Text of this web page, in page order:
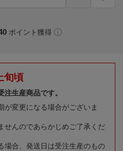
ポイント獲得
旬頃
注生産商品です。
が変更になる場合がございま
せんのであらかじめご了承くだ
場合、発送日は受注生産のもの